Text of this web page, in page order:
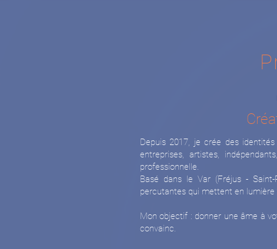
Depuis 2017, je crée des
entreprises, artistes,
professionnelle.
Basé dans le Var (Fréjus -
percutantes qui mettent en
Mon objectif : donner une âme à
convainc.